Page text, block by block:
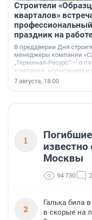
Строители
кварталов»
профессиональный
праздник на
В преддверии Дня
менеджеры компании
„Терминал-Ресурс“ — о
компании, испытаниях и
осторожного оптимизма.
7 августа, 18:00
1
Москвы
94 730
2
Галька била
в скорые на